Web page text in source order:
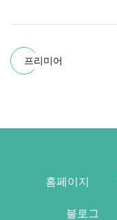
프리미어
홈페이지
블로그